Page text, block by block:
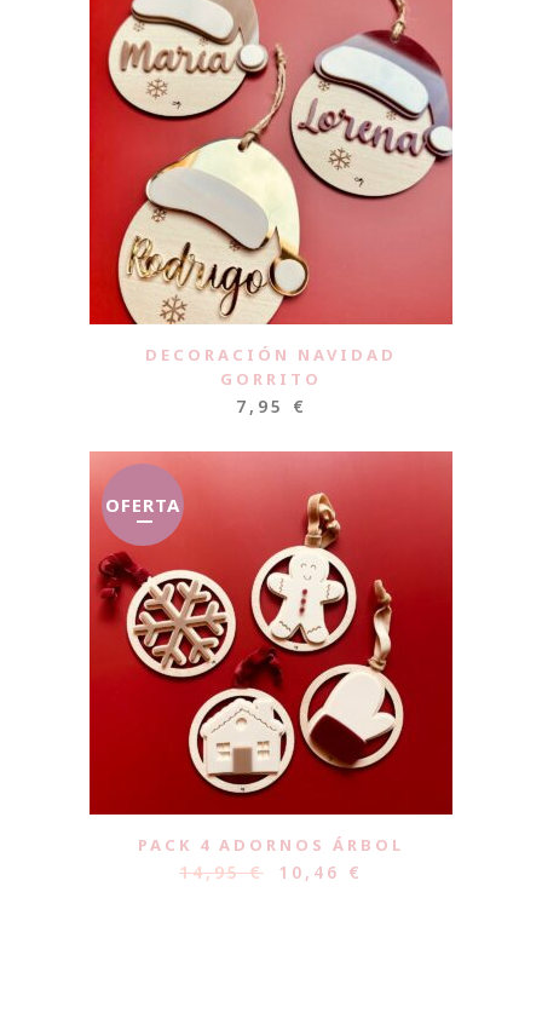
DECORACIÓN NAVIDAD
GORRITO
7,95 €
OFERTA
PACK 4 ADORNOS ÁRBOL
14,95€ 10,46 €